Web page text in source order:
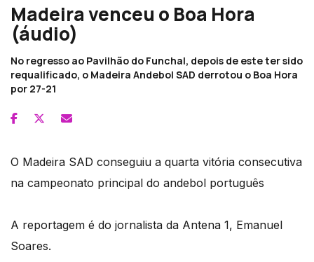
Madeira venceu o Boa Hora
(áudio)
No regresso ao Pavilhão do Funchal, depois de este ter sido
requalificado, o Madeira Andebol SAD derrotou o Boa Hora
por 27-21
O Madeira SAD conseguiu a quarta vitória consecutiva
na campeonato principal do andebol português
A reportagem é do jornalista da Antena 1, Emanuel
Soares.